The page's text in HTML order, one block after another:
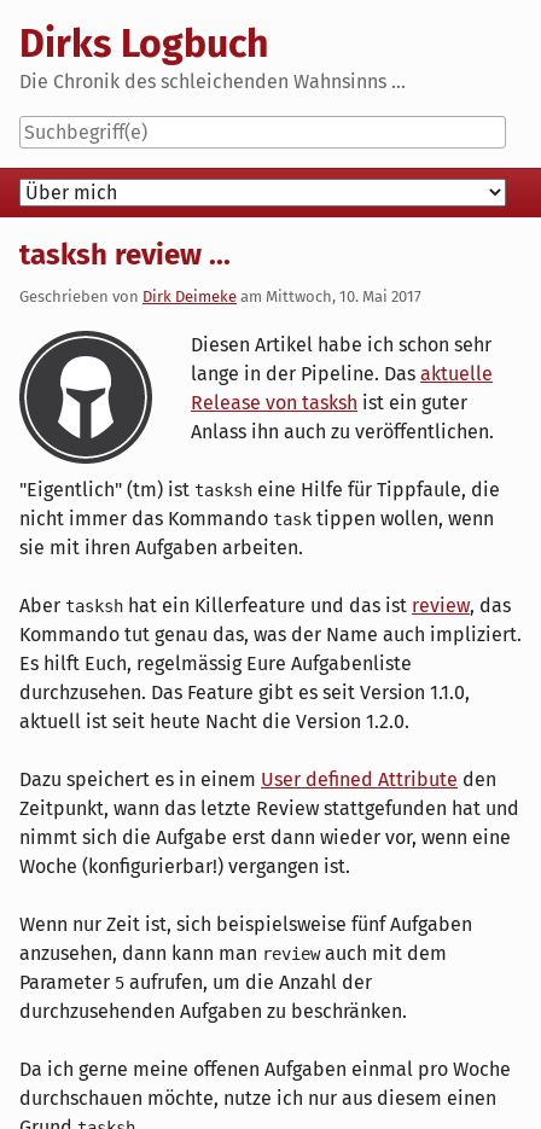
content
Dirks Logbuch
Die Chronik des schleichenden Wahnsinns ...
Navigation
tasksh review ...
Geschrieben von Dirk Deimeke am Mittwoch, 10. Mai 2017
Diesen Artikel habe ich schon sehr
lange in der Pipeline. Das aktuelle
Release von tasksh ist ein guter
Anlass ihn auch zu veröffentlichen.
"Eigentlich" (tm) ist tasksh eine Hilfe für Tippfaule, die
nicht immer das Kommando task tippen wollen, wenn
sie mit ihren Aufgaben arbeiten.
Aber tasksh hat ein Killerfeature und das ist review, das
Kommando tut genau das, was der Name auch impliziert.
Es hilft Euch, regelmässig Eure Aufgabenliste
durchzusehen. Das Feature gibt es seit Version 1.1.0,
aktuell ist seit heute Nacht die Version 1.2.0.
Dazu speichert es in einem User defined Attribute den
Zeitpunkt, wann das letzte Review stattgefunden hat und
nimmt sich die Aufgabe erst dann wieder vor, wenn eine
Woche (konfigurierbar!) vergangen ist.
Wenn nur Zeit ist, sich beispielsweise fünf Aufgaben
anzusehen, dann kann man reviewauch mit dem
Parameter 5 aufrufen, um die Anzahl der
durchzusehenden Aufgaben zu beschränken.
Da ich gerne meine offenen Aufgaben einmal pro Woche
durchschauen möchte, nutze ich nur aus diesem einen